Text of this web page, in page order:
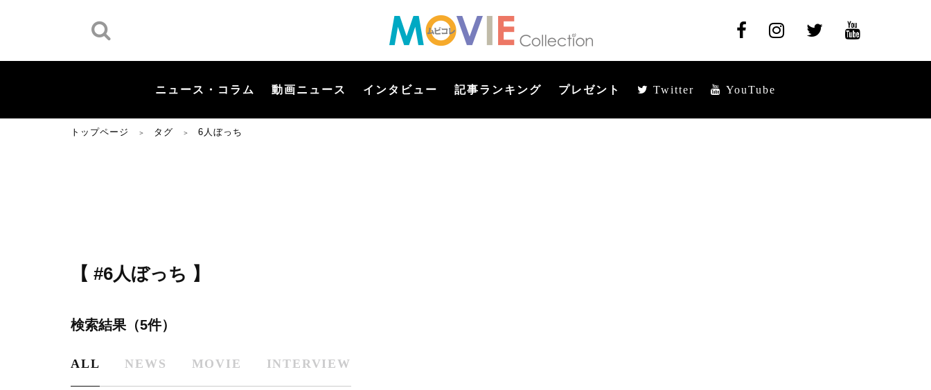
ニュース・コラム 動画ニュース インタビュー 記事ランキング プレゼント Twitter YouTube
トップページ ＞ タグ ＞ 6人ぼっち
【 #6人ぼっち 】
検索結果（5件）
ALL NEWS MOVIE INTERVIEW